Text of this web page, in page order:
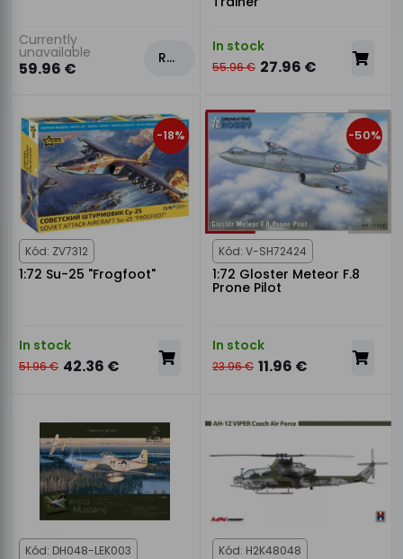
Currently
unavailable
59.96 €
Rezervovat
In stock
55.96 € 27.96 €
-18%
Kód: ZV7312
1:72 Su-25 "Frogfoot"
In stock
51.96 € 42.36 €
-50%
Kód: V-SH72424
1:72 Gloster Meteor F.8
Prone Pilot
In stock
23.96 € 11.96 €
Kód: DH048-LEK003 Kód: H2K48048